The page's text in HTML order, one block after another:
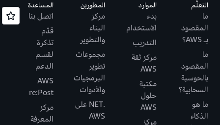
التعلُّم
ما
المقصود
بـ AWS؟
ما
المقصود
بالحوسبة
السحابية؟
ما هو
الذكاء
الموارد
بدء
الاستخدام
التدريب
مركز ثقة
AWS
مكتبة
حلول
AWS
مركز
المطورين
مركز
البناء
والتطوير
مجموعات
تطوير
البرمجيات
والأدوات
.NET على
AWS
المساعدة
اتصل بنا
قدّم
تذكرة
لقسم
الدعم
AWS
re:Post
مركز
المعرفة